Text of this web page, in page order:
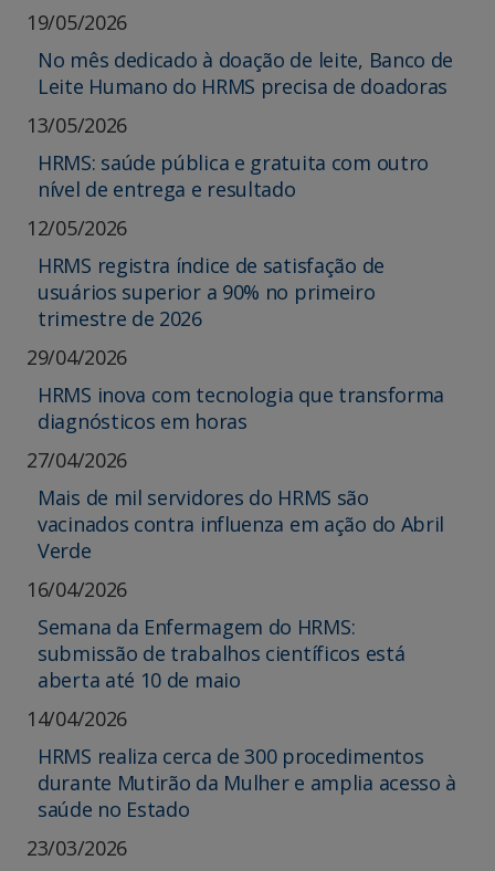
19/05/2026
No mês dedicado à doação de leite, Banco de
Leite Humano do HRMS precisa de doadoras
13/05/2026
HRMS: saúde pública e gratuita com outro
nível de entrega e resultado
12/05/2026
HRMS registra índice de satisfação de
usuários superior a 90% no primeiro
trimestre de 2026
29/04/2026
HRMS inova com tecnologia que transforma
diagnósticos em horas
27/04/2026
Mais de mil servidores do HRMS são
vacinados contra influenza em ação do Abril
Verde
16/04/2026
Semana da Enfermagem do HRMS:
submissão de trabalhos científicos está
aberta até 10 de maio
14/04/2026
HRMS realiza cerca de 300 procedimentos
durante Mutirão da Mulher e amplia acesso à
saúde no Estado
23/03/2026